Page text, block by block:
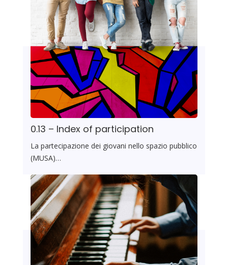
0.13 – Index of participation
La partecipazione dei giovani nello spazio pubblico
(MUSA)…